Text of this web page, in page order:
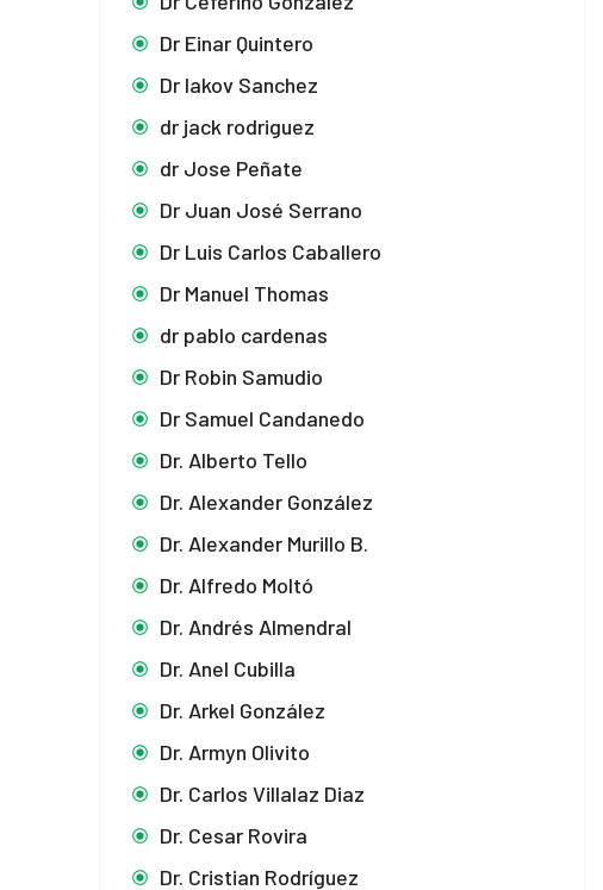
Dr Einar Quintero
Dr Iakov Sanchez
dr jack rodriguez
dr Jose Peñate
Dr Juan José Serrano
Dr Luis Carlos Caballero
Dr Manuel Thomas
dr pablo cardenas
Dr Robin Samudio
Dr Samuel Candanedo
Dr. Alberto Tello
Dr. Alexander González
Dr. Alexander Murillo B.
Dr. Alfredo Moltó
Dr. Andrés Almendral
Dr. Anel Cubilla
Dr. Arkel González
Dr. Armyn Olivito
Dr. Carlos Villalaz Diaz
Dr. Cesar Rovira
Dr. Cristian Rodríguez